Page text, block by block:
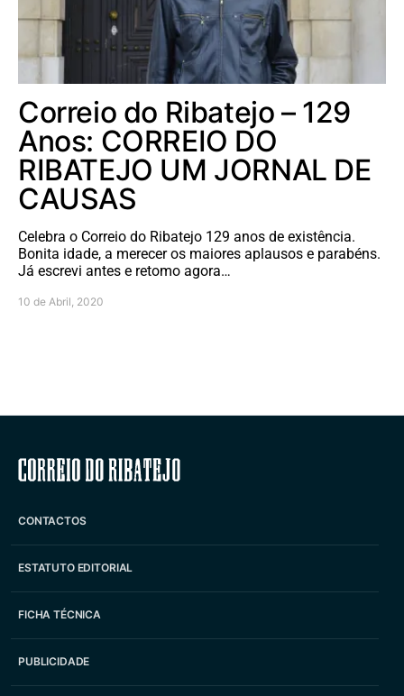
Correio do Ribatejo – 129
Anos: CORREIO DO
RIBATEJO UM JORNAL DE
CAUSAS
Celebra o Correio do Ribatejo 129 anos de existência.
Bonita idade, a merecer os maiores aplausos e parabéns.
Já escrevi antes e retomo agora…
10 de Abril, 2020
Correio do Ribatejo
CONTACTOS
ESTATUTO EDITORIAL
FICHA TÉCNICA
PUBLICIDADE